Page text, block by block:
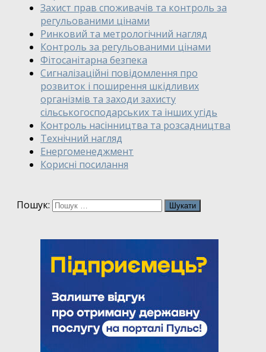
Захист прав споживачів та контроль за
регульованими цінами
Ринковий та метрологічний нагляд
Контроль за регульованими цінами
Фітосанітарна безпека
Сигналізаційні повідомлення про
розвиток і поширення шкідливих
організмів та заходи захисту
сільськогосподарських та інших угідь
Контроль насінництва та розсадництва
Технічний нагляд
Енергоменеджмент
Корисні посилання
Пошук: